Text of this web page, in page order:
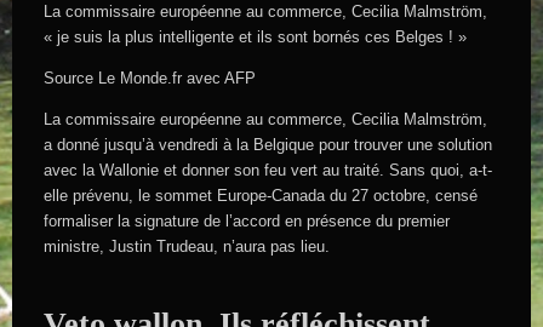
La commissaire européenne au commerce, Cecilia Malmström,
« je suis la plus intelligente et ils sont bornés ces Belges ! »
Source Le Monde.fr avec AFP
La commissaire européenne au commerce, Cecilia Malmström,
a donné jusqu’à vendredi à la Belgique pour trouver une solution
avec la Wallonie et donner son feu vert au traité. Sans quoi, a-t-
elle prévenu, le sommet Europe-Canada du 27 octobre, censé
formaliser la signature de l’accord en présence du premier
ministre, Justin Trudeau, n’aura pas lieu.